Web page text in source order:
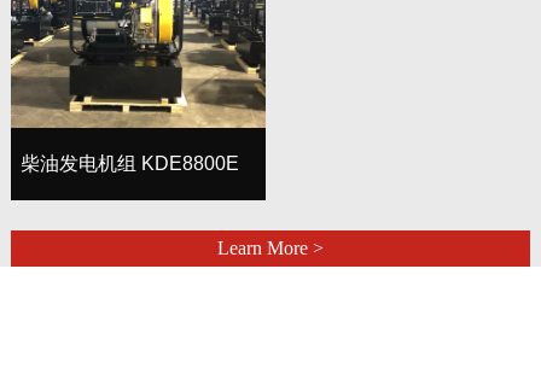
柴油发电机组 KDE8800E
Learn More >